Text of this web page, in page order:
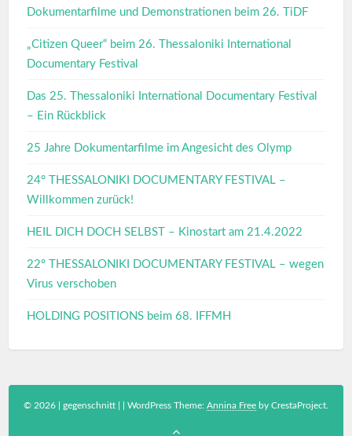
Dokumentarfilme und Demonstrationen beim 26. TiDF
„Citizen Queer“ beim 26. Thessaloniki International
Documentary Festival
Das 25. Thessaloniki International Documentary Festival
– Ein Rückblick
25 Jahre Dokumentarfilme im Angesicht des Olymp
24° THESSALONIKI DOCUMENTARY FESTIVAL –
Willkommen zurück!
HEIL DICH DOCH SELBST – Kinostart am 21.4.2022
22º THESSALONIKI DOCUMENTARY FESTIVAL – wegen
Virus verschoben
HOLDING POSITIONS beim 68. IFFMH
© 2026 | gegenschnitt | WordPress Theme: Annina Free by CrestaProject.